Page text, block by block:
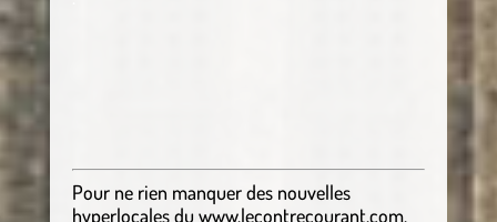
Pour ne rien manquer des nouvelles
hyperlocalesdu www.lecontrecourant.com,